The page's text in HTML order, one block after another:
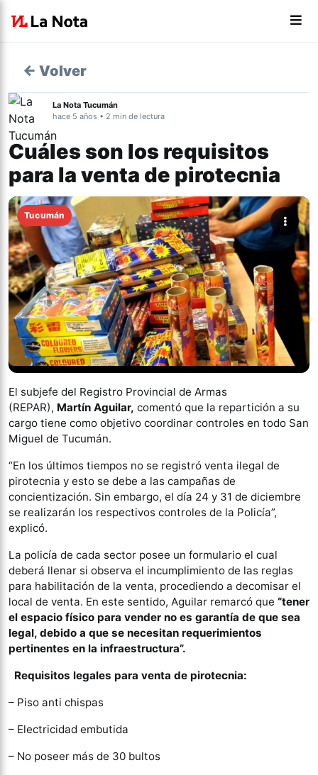
← Volver
La Nota Tucumán
hace 5 años • 2 min de lectura
Cuáles son los requisitos
para la venta de pirotecnia
Tucumán
El subjefe del Registro Provincial de Armas
(REPAR), Martín Aguilar, comentó que la repartición a su
cargo tiene como objetivo coordinar controles en todo San
Miguel de Tucumán.
“En los últimos tiempos no se registró venta ilegal de
pirotecnia y esto se debe a las campañas de
concientización. Sin embargo, el día 24 y 31 de diciembre
se realizarán los respectivos controles de la Policía”,
explicó.
La policía de cada sector posee un formulario el cual
deberá llenar si observa el incumplimiento de las reglas
para habilitación de la venta, procediendo a decomisar el
local de venta. En este sentido, Aguilar remarcó que “tener
el espacio físico para vender no es garantía de que sea
legal, debido a que se necesitan requerimientos
pertinentes en la infraestructura”.
Requisitos legales para venta de pirotecnia:
– Piso anti chispas
– Electricidad embutida
– No poseer más de 30 bultos